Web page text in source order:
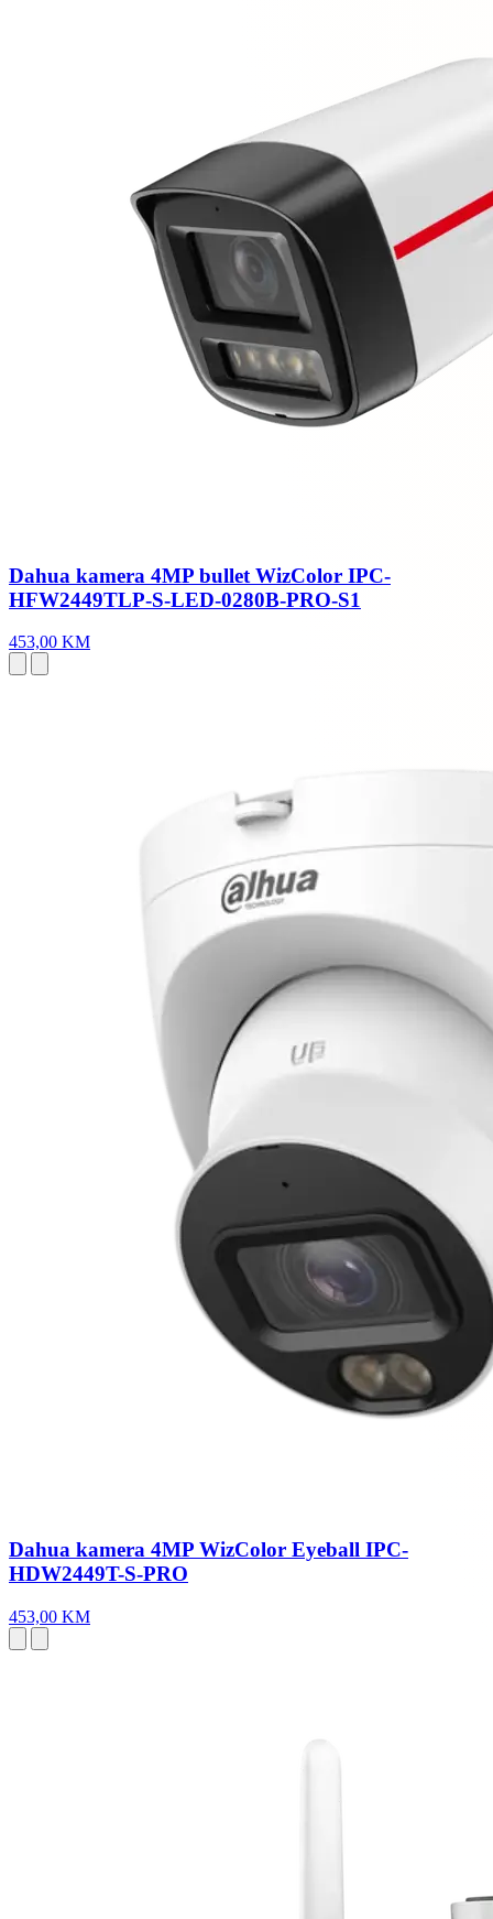
Dahua kamera 4MP bullet WizColor IPC-
HFW2449TLP-S-LED-0280B-PRO-S1
453,00 KM
Dahua kamera 4MP WizColor Eyeball IPC-
HDW2449T-S-PRO
453,00 KM